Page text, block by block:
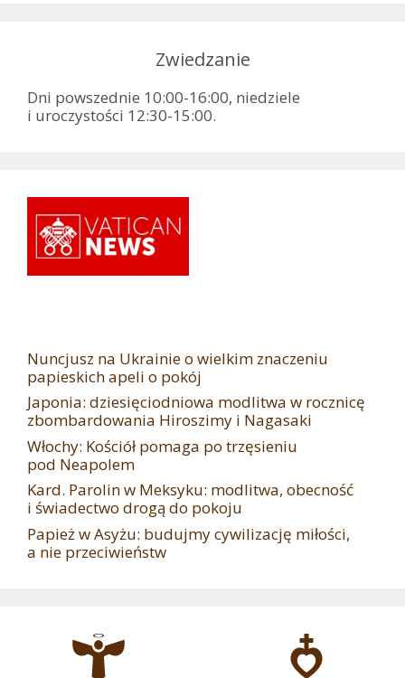
Zwiedzanie
Dni powszednie 10:00-16:00, niedziele
i uroczystości 12:30-15:00.
Nuncjusz na Ukrainie o wielkim znaczeniu
papieskich apeli o pokój
Japonia: dziesięciodniowa modlitwa w rocznicę
zbombardowania Hiroszimy i Nagasaki
Włochy: Kościół pomaga po trzęsieniu
pod Neapolem
Kard. Parolin w Meksyku: modlitwa, obecność
i świadectwo drogą do pokoju
Papież w Asyżu: budujmy cywilizację miłości,
a nie przeciwieństw